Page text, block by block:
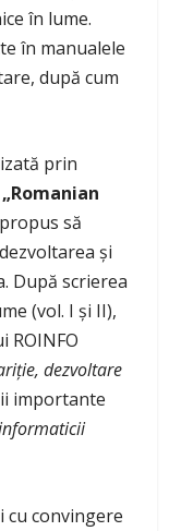
în lume.
în manualele
după cum
prin
să
și
După scrierea
(vol. I și II),
ROINFO
dezvoltare
importante
cu convingere